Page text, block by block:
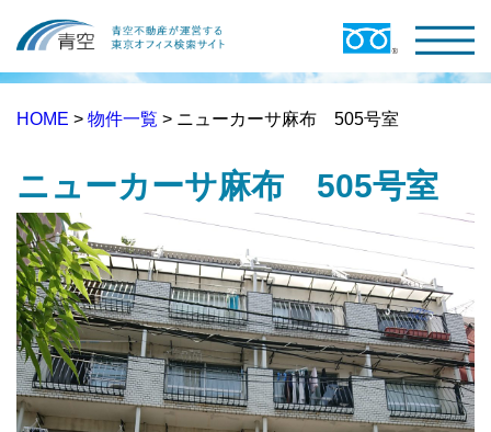
HOME > 物件一覧 > ニューカーサ麻布 505号室
ニューカーサ麻布 505号室